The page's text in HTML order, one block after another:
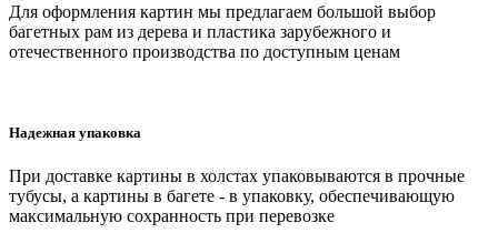
Для оформления картин мы предлагаем большой выбор
багетных рам из дерева и пластика зарубежного и
отечественного производства по доступным ценам
Надежная упаковка
При доставке картины в холстах упаковываются в прочные
тубусы, а картины в багете - в упаковку, обеспечивающую
максимальную сохранность при перевозке